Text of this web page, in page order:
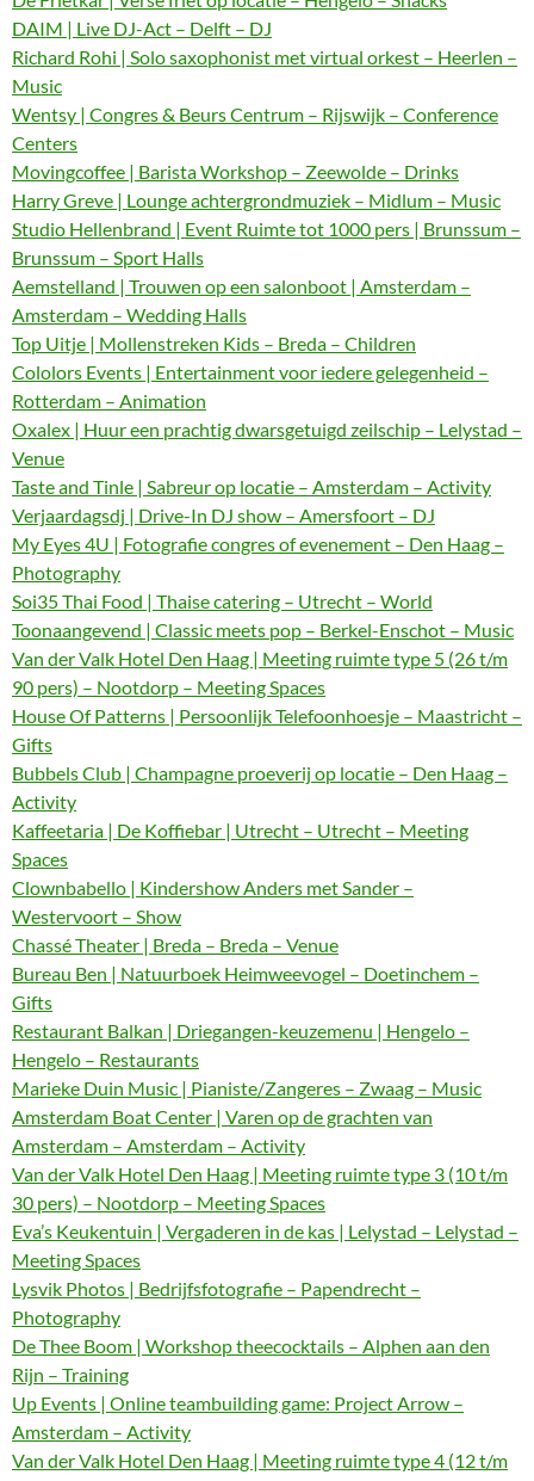
DAIM | Live DJ-Act – Delft – DJ
Richard Rohi | Solo saxophonist met virtual orkest – Heerlen –
Music
Wentsy | Congres & Beurs Centrum – Rijswijk – Conference
Centers
Movingcoffee | Barista Workshop – Zeewolde – Drinks
Harry Greve | Lounge achtergrondmuziek – Midlum – Music
Studio Hellenbrand | Event Ruimte tot 1000 pers | Brunssum –
Brunssum – Sport Halls
Aemstelland | Trouwen op een salonboot | Amsterdam –
Amsterdam – Wedding Halls
Top Uitje | Mollenstreken Kids – Breda – Children
Cololors Events | Entertainment voor iedere gelegenheid –
Rotterdam – Animation
Oxalex | Huur een prachtig dwarsgetuigd zeilschip – Lelystad –
Venue
Taste and Tinle | Sabreur op locatie – Amsterdam – Activity
Verjaardagsdj | Drive-In DJ show – Amersfoort – DJ
My Eyes 4U | Fotografie congres of evenement – Den Haag –
Photography
Soi35 Thai Food | Thaise catering – Utrecht – World
Toonaangevend | Classic meets pop – Berkel-Enschot – Music
Van der Valk Hotel Den Haag | Meeting ruimte type 5 (26 t/m
90 pers) – Nootdorp – Meeting Spaces
House Of Patterns | Persoonlijk Telefoonhoesje – Maastricht –
Gifts
Bubbels Club | Champagne proeverij op locatie – Den Haag –
Activity
Kaffeetaria | De Koffiebar | Utrecht – Utrecht – Meeting
Spaces
Clownbabello | Kindershow Anders met Sander –
Westervoort – Show
Chassé Theater | Breda – Breda – Venue
Bureau Ben | Natuurboek Heimweevogel – Doetinchem –
Gifts
Restaurant Balkan | Driegangen-keuzemenu | Hengelo –
Hengelo – Restaurants
Marieke Duin Music | Pianiste/Zangeres – Zwaag – Music
Amsterdam Boat Center | Varen op de grachten van
Amsterdam – Amsterdam – Activity
Van der Valk Hotel Den Haag | Meeting ruimte type 3 (10 t/m
30 pers) – Nootdorp – Meeting Spaces
Eva’s Keukentuin | Vergaderen in de kas | Lelystad – Lelystad –
Meeting Spaces
Lysvik Photos | Bedrijfsfotografie – Papendrecht –
Photography
De Thee Boom | Workshop theecocktails – Alphen aan den
Rijn – Training
Up Events | Online teambuilding game: Project Arrow –
Amsterdam – Activity
Van der Valk Hotel Den Haag | Meeting ruimte type 4 (12 t/m